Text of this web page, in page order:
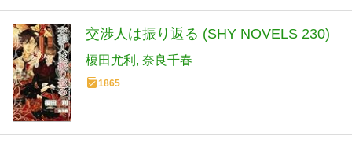
交渉人は振り返る (SHY NOVELS 230)
榎田尤利 奈良千春
1865